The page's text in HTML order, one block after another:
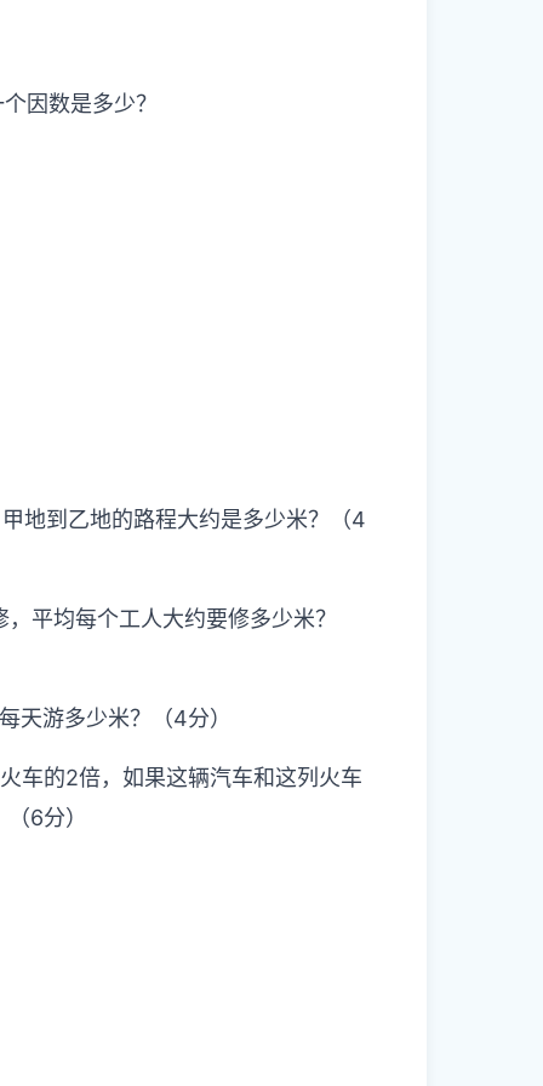
因数是多少？
地到乙地的路程大约是多少米？（4
平均每个工人大约要修多少米？
天游多少米？（4分）
车的2倍，如果这辆汽车和这列火车
6分）